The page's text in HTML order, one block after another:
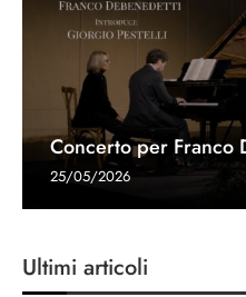
Concerto per Franco
25/05/2026
Ultimi articoli